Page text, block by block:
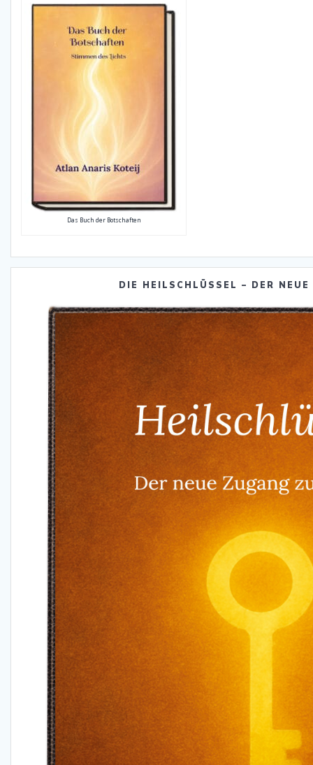
Das Buch der Botschaften
DIE HEILSCHLÜSSEL – DER